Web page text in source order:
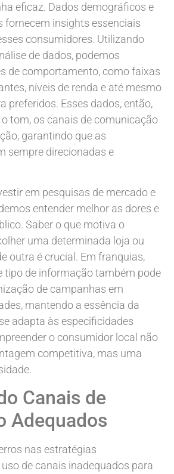
eficaz. Dados demográficos e
fornecem insights essenciais
consumidores. Utilizando
de dados, podemos
de comportamento, como faixas
níveis de renda e até mesmo
preferidos. Esses dados, então,
tom, os canais de comunicação
garantindo que as
sempre direcionadas e
em pesquisas de mercado e
entender melhor as dores e
Saber o que motiva o
uma determinada loja ou
outra é crucial. Em franquias,
tipo de informação também pode
de campanhas em
mantendo a essência da
adapta às especificidades
o consumidor local não
competitiva, mas uma
Canais de
Adequados
nas estratégias
de canais inadequados para